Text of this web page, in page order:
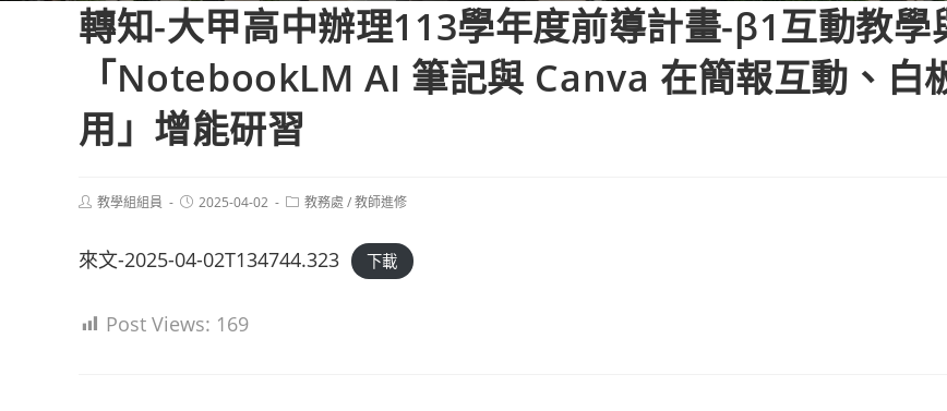
轉知-大甲高中辦理113學年度前導計畫-β1互動教學
「NotebookLM AI 筆記與 Canva 在簡報互動、白
用」增能研習
Post教學組組員
Post2025-04-02
Post教務處 /教師進修
來文-2025-04-02T134744.323 下載
Post Views: 169